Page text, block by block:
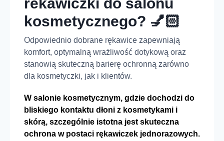
kosmetycznego? 💅🏻
Odpowiednio dobrane rękawice zapewniają
komfort, optymalną wrażliwość dotykową oraz
stanowią skuteczną barierę ochronną zarówno
dla kosmetyczki, jak i klientów.
W salonie kosmetycznym, gdzie dochodzi do
bliskiego kontaktu dłoni z kosmetykami i
skórą, szczególnie istotna jest skuteczna
ochrona w postaci rękawiczek jednorazowych.